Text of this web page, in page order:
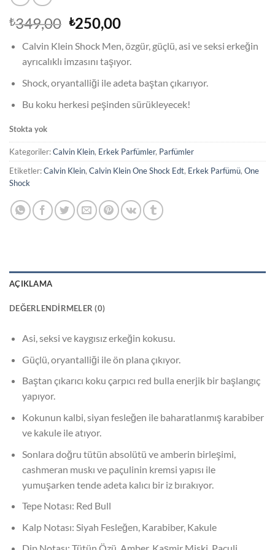
₺349,00 Orijinal
fiyat:
₺349,00.
₺250,00Şu
fiyat:
₺250,00.
Calvin Klein Shock Men, özgür, güçlü, asi ve seksi erkeğin
ayrıcalıklı imzasını taşıyor.
Shock, oryantalliği ile adeta baştan çıkarıyor.
Bu koku herkesi peşinden sürükleyecek!
Stokta yok
Kategoriler:Calvin Klein, Erkek Parfümler, Parfümler
Etiketler:Calvin Klein, Calvin Klein One Shock Edt, Erkek Parfümü, One
Shock
AÇIKLAMA
DEĞERLENDIRMELER (0)
Asi, seksi ve kaygısız erkeğin kokusu.
Güçlü, oryantalliği ile ön plana çıkıyor.
Baştan çıkarıcı koku çarpıcı red bulla enerjik bir başlangıç
yapıyor.
Kokunun kalbi, siyan fesleğen ile baharatlanmış karabiber
ve kakule ile atıyor.
Sonlara doğru tütün absolütü ve amberin birleşimi,
cashmeran muskı ve paçulinin kremsi yapısı ile
yumuşarken tende adeta kalıcı bir iz bırakıyor.
Tepe Notası: Red Bull
Kalp Notası: Siyah Fesleğen, Karabiber, Kakule